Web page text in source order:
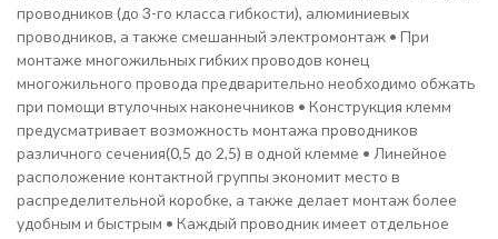
проводников (до 3-го класса гибкости), алюминиевых
проводников, а также смешанный электромонтаж • При
монтаже многожильных гибких проводов конец
многожильного провода предварительно необходимо обжать
при помощи втулочных наконечников • Конструкция клемм
предусматривает возможность монтажа проводников
различного сечения(0,5 до 2,5) в одной клемме • Линейное
расположение контактной группы экономит место в
распределительной коробке, а также делает монтаж более
удобным и быстрым • Каждый проводник имеет отдельное